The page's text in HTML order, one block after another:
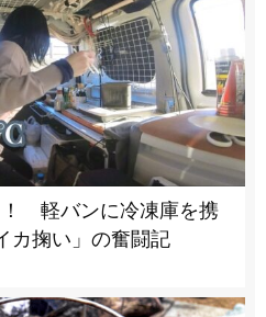
軽バンに冷凍庫を携
カ掬い」の奮闘記